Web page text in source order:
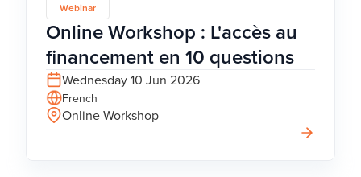
Webinar
Online Workshop : L'accès au
financement en 10 questions
Wednesday 10 Jun 2026
French
Online Workshop